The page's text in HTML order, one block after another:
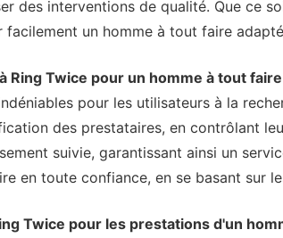
des interventions de qualité. Que ce
un homme à tout faire
Ring Twice pour un homme à tout
pour les utilisateurs à la
des prestataires, en contrôlant
suivie, garantissant ainsi un
en toute confiance, en se basant sur
Twice pour les prestations d'un